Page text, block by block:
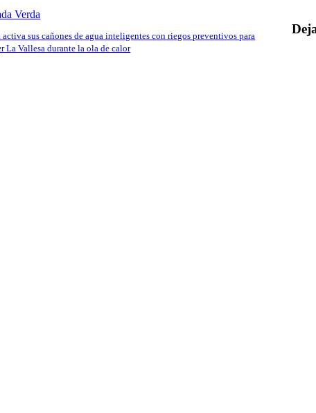
Verda
activa sus cañones de agua inteligentes con riegos preventivos para
La Vallesa durante la ola de calor